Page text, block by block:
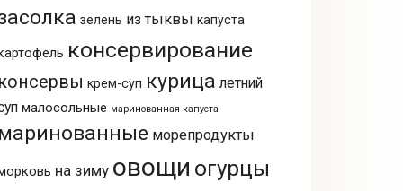
зелень из тыквы капуста
консервирование
консервы крем-суп курица летний
малосольные маринованная капуста
маринованные морепродукты
на зиму овощи огурцы